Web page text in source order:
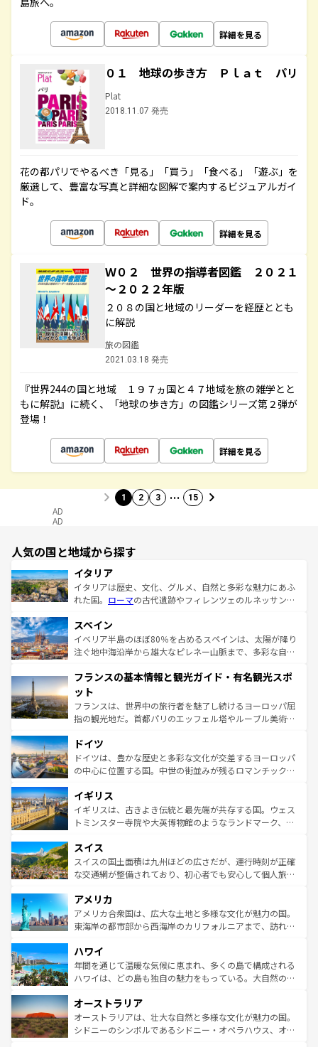
詳細を見る
０１ 地球の歩き方 Ｐｌａｔ パリ
Plat
2018.11.07 発売
花の都パリでやるべき「見る」「買う」「食べる」「遊ぶ」を
厳選して、豊富な写真と詳細な図解で案内するビジュアルガイ
ド。
詳細を見る
Ｗ０２ 世界の指導者図鑑 ２０２１
～２０２２年版
２０８の国と地域のリーダーを経歴ととも
に解説
旅の図鑑
2021.03.18 発売
『世界244の国と地域 １９７ヵ国と４７地域を旅の雑学とと
もに解説』に続く、「地球の歩き方」の図鑑シリーズ第２弾が
登場！
詳細を見る
1 2 3 … 15
AD
AD
人気の国と地域から探す
イタリア
イタリアは歴史、文化、グルメ、自然と多彩な魅力にあふ
れた国。 ローマの古代遺跡やフィレンツェのルネッサンス
ろん、トスカーナの美しい田園風景やアマルフィ海岸の絶
景など、自然景観も見逃せない。観光の合間には、本場の
ピザやパスタなど、絶品のイタリア料理を堪能することも
ませてくれるイタリアで、忘れられない旅をしてみよう！
なお、新着のイタリア情報は
しい。
スペイン
イベリア半島のほぼ80％を占めるスペインは、太陽が降り
注ぐ地中海沿岸から雄大なピレネー山脈まで、多彩な自然
文化が根付くこの国では、情熱的なフラメンコ、熱気あふ
れる闘牛、そして美味しいタパスが生活の一部となってい
る。首都マドリードの洗練された雰囲気や、バルセロナの
アートに溢れた街角から、地方では古代ローマ遺跡や中世
せる。地方によって風土や気候が異なるスペインはその個
性で訪れる人を魅了する。 なお、新着のスペイン情報は コ
ンテンツ一覧を参照してほしい。
フランスの基本情報と観光ガイド・有名観光スポ
ット
フランスは、世界中の旅行者を魅了し続けるヨーロッパ屈
指の観光地だ。首都パリのエッフェル塔やルーブル美術館
で、幅広い魅力が詰まっている。華麗な宮殿、歴史的な大
聖堂、美しいビーチ、そして豊かな自然が、訪れる者を心
から魅了する。また、フランスは美食の国としても知ら
いる。シャンパンの発祥地であるランス、プロヴァンスの
香り高いラベンダー畑など、多彩な楽しみ方が可能だ。さ
らに、パリ以外の地域にも魅力が溢れており、どの街角に
れる地方に足を運ぶとそれぞれで全く異なる文化を体験で
きるだろう。 なお、新着のフランス情報はコンテンツ一覧
を参照してほしい。
ドイツ
ドイツは、豊かな歴史と多彩な文化が交差するヨーロッパ
の中心に位置する国。中世の街並みが残るロマンチック街
顔を持つこの国は、どこを歩いても飽きることがない。ベ
ルリンの文化的活気、バイエルン州のアルプスの絶景、そ
してライン川沿いのワイン畑といった風景は必見。ビール
は、お酒好きな人にはぜひ体験してほしい。 なお、新着の
ドイツ情報はコンテンツ一覧を参照してほしい。
イギリス
イギリスは、古きよき伝統と最先端が共存する国。ウェス
トミンスター寺院や大英博物館のようなランドマーク、歴
リアごとに異なる魅力がある。また、優雅なアフタヌーン
ティー、ビール好きにはたまらない英国パブ、サッカー観
戦など、本場だからこそできる体験も豊富。イギリスを旅
ンツ一覧を参照してほしい。
スイス
スイスの国土面積は九州ほどの広さだが、運行時刻が正確
な交通網が整備されており、初心者でも安心して個人旅行
の建物がそのまま残る町や、スイスならではのユニークな
博物館もあり、アルプス観光だけでなく町歩きも満喫する
ことができる。国民の所得が高いため物価も高いが、旅行
ば市内交通費無料で観光を楽しむこともできる。 なお、新
着のスイス情報はコンテンツ一覧 を参照してほしい。
アメリカ
アメリカ合衆国は、広大な土地と多様な文化が魅力の国。
東海岸の都市部から西海岸のカリフォルニアまで、訪れる
のような巨大都市は、観光、ショッピング、エンターテイ
ンメントが詰まった刺激的なスポットだ。一方、アメリカ
西部には大自然が広がり、グランドキャニオンやイエロー
部のニューオーリンズでは、音楽と美食が融合した独特の
文化が魅力。旅行者はアメリカの各地域で異なる魅力を楽
しみながら、その多様性と豊かな歴史を感じることができ
ハワイ
年間を通じて温暖な気候に恵まれ、多くの島で構成される
ハワイは、どの島も独自の魅力をもっている。大自然の神
ワイ島は見逃せない。また、定番の観光地といえばオアフ
島だが、静かな自然を求めるならマウイ島やカウアイ島が
おすすめ。エメラルドグリーンに輝く海をはじめ、豊かな
オーストラリア
オーストラリアは、壮大な自然と多様な文化が魅力の国。
シドニーのシンボルであるシドニー・オペラハウス、オー